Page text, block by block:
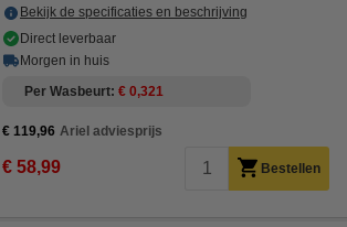
Bekijk de specificaties en beschrijving
Direct leverbaar
Morgen in huis
Per Wasbeurt € 0,321
€ 119,96 Ariel adviesprijs
€ 58,99 Bestellen